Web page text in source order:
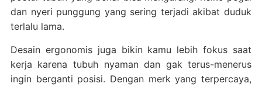
dan nyeri punggung yang sering terjadi akibat duduk
terlalu lama.
Desain ergonomis juga bikin kamu lebih fokus saat
kerja karena tubuh nyaman dan gak terus-menerus
ingin berganti posisi. Dengan merk yang terpercaya,